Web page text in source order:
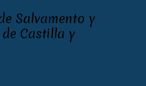
Salvamento y
Castilla y